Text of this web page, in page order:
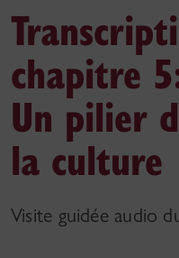
chapitre
Un pilier
la culture
Visite guidée audio